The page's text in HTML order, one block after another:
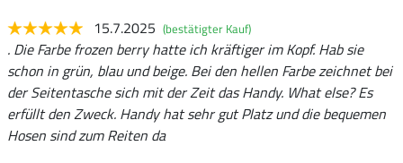
15.7.2025 (bestätigter Kauf)
. Die Farbe frozen berry hatte ich kräftiger im Kopf. Hab sie
schon in grün, blau und beige. Bei den hellen Farbe zeichnet bei
der Seitentasche sich mit der Zeit das Handy. What else? Es
erfüllt den Zweck. Handy hat sehr gut Platz und die bequemen
Hosen sind zum Reiten da